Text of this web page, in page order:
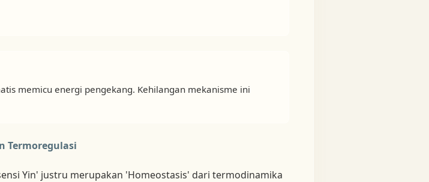
memicu energi pengekang. Kehilangan mekanisme ini
Termoregulasi
Yin' justru merupakan 'Homeostasis' dari termodinamika